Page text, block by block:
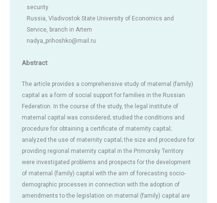
security
Russia, Vladivostok State University of Economics and
Service, branch in Artem
nadya_prihoshko@mail.ru
Abstract
The article provides a comprehensive study of maternal (family)
capital as a form of social support for families in the Russian
Federation. In the course of the study, the legal institute of
maternal capital was considered; studied the conditions and
procedure for obtaining a certificate of maternity capital;
analyzed the use of maternity capital; the size and procedure for
providing regional maternity capital in the Primorsky Territory
were investigated problems and prospects for the development
of maternal (family) capital with the aim of forecasting socio-
demographic processes in connection with the adoption of
amendments to the legislation on maternal (family) capital are